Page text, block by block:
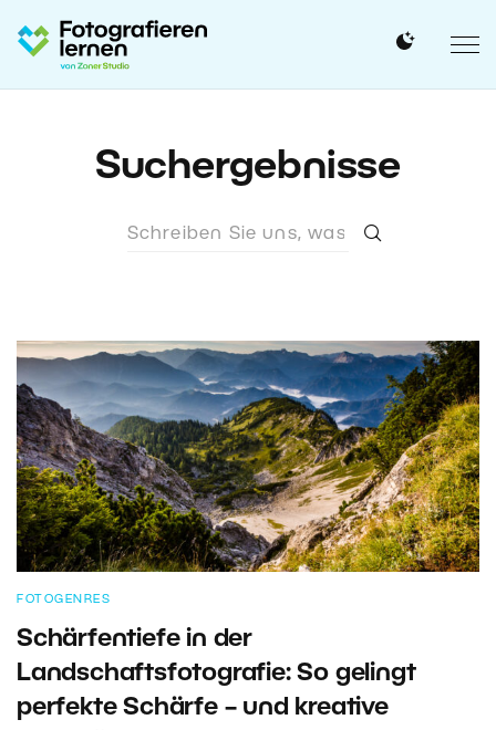
Suchergebnisse
FOTOGENRES
Schärfentiefe in der
Landschaftsfotografie: So gelingt
perfekte Schärfe – und kreative